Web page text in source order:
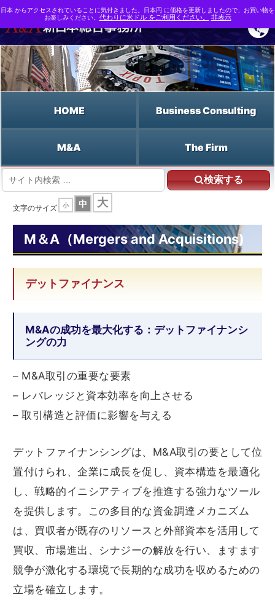
HOME Business Consulting
M&A The Firm
検索する
M&A支援なら新日本総合事務所 | M&A（Mergers and Acquisitions)
文字のサイズ 小 中 大
M＆A（Mergers and Acquisitions)
デットファイナンス
M&Aの成功を最大化する：デットファイナンシ
ングの力
– M&A取引の重要な要素
– レバレッジと資本効率を向上させる
– 取引構造と評価に影響を与える
デットファイナンシングは、M&A取引の要として位
置付けられ、企業に成長を促し、資本構造を最適化
し、戦略的イニシアティブを推進する強力なツール
を提供します。この多目的な資金調達メカニズム
は、買収者が既存のリソースと外部資本を活用して
買収、市場進出、シナジーの解放を行い、ますます
競争が激化する環境で長期的な成功を収めるための
立場を確立します。
日本 からアクセスされていることに気付きました。日本円 に価格を更新しましたので、お買い物を
お楽しみください。 代わりに米ドル をご利用ください。 非表示